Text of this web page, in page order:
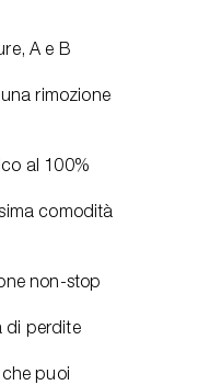
A e B
rimozione
al 100%
comodità
non-stop
di perdite
puoi